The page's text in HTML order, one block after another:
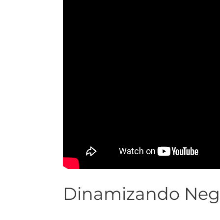
Dinamizando